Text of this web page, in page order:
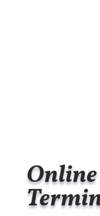
Online